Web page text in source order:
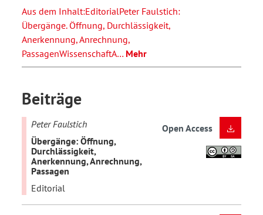
Aus dem Inhalt:EditorialPeter Faulstich:
Übergänge. Öffnung, Durchlässigkeit,
Anerkennung, Anrechnung,
PassagenWissenschaftA… Mehr
Beiträge
Peter Faulstich
Übergänge: Öffnung,
Durchlässigkeit,
Anerkennung, Anrechnung,
Passagen
Editorial
Open Access